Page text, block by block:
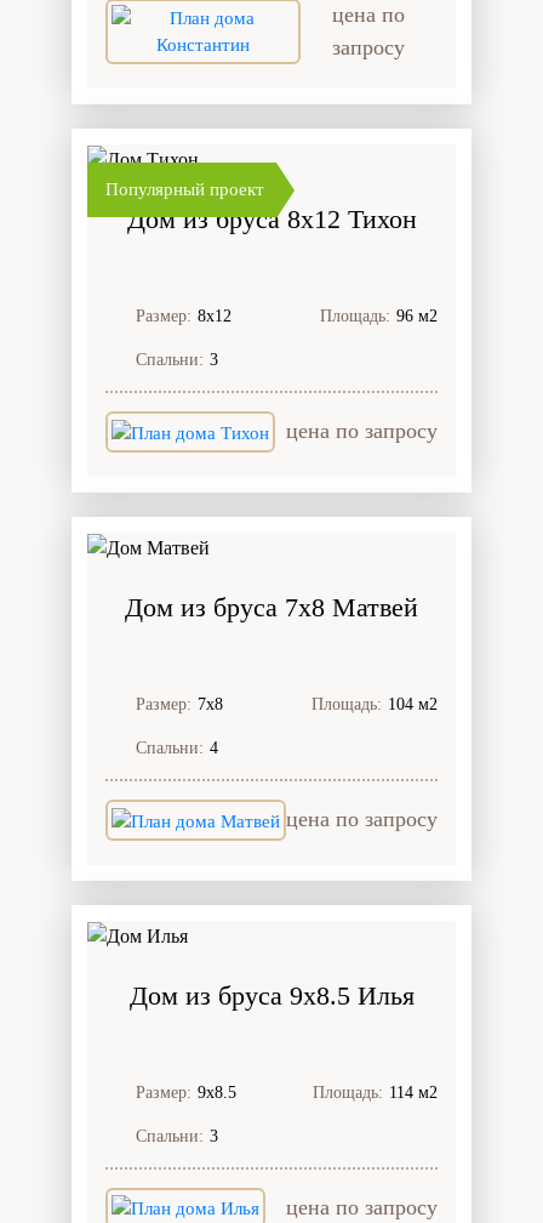
цена по
запросу
Популярный проект
Дом из бруса 8x12 Тихон
Размер: 8х12 Площадь: 96 м2
Спальни: 3
цена по запросу
Дом из бруса 7x8 Матвей
Размер: 7х8 Площадь: 104 м2
Спальни: 4
цена по запросу
Дом из бруса 9x8.5 Илья
Размер: 9х8.5 Площадь: 114 м2
Спальни: 3
цена по запросу